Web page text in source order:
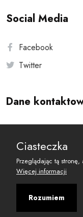
Social Media
Facebook
Twitter
Dane
Ciasteczka
Przeglądając tą
Więcej informacji
Rozumiem